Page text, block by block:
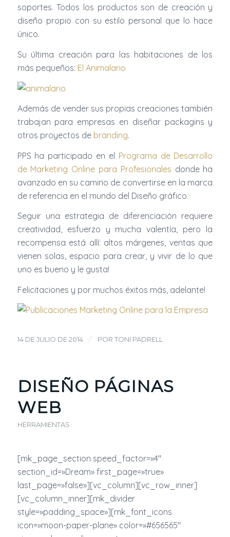
soportes. Todos los productos son de creación y
diseño propio con su estilo personal que lo hace
único.
Su última creación para las habitaciones de los
más pequeños: El Animalario
Además de vender sus propias creaciones también
trabajan para empresas en diseñar packagins y
otros proyectos de branding.
PPS ha participado en el Programa de Desarrollo
de Marketing Online para Profesionales donde ha
avanzado en su camino de convertirse en la marca
de referencia en el mundo del Diseño gráfico.
Seguir una estrategia de diferenciación requiere
creatividad, esfuerzo y mucha valentía, pero la
recompensa está allí: altos márgenes, ventas que
vienen solas, espacio para crear, y vivir de lo que
uno es bueno y le gusta!
Felicitaciones y por muchos éxitos más, adelante!
14 DE JULIO DE 2014 / POR TONI PADRELL
DISEÑO PÁGINAS
WEB
HERRAMIENTAS
[mk_page_section speed_factor=»4″
section_id=»Dream» first_page=»true»
last_page=»false»][vc_column][vc_row_inner]
[vc_column_inner][mk_divider
style=»padding_space»][mk_font_icons
icon=»moon-paper-plane» color=»#656565″